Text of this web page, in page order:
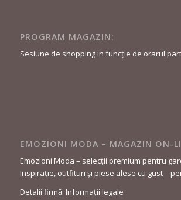
PROGRAM MAGAZIN:
Sesiune de shopping in funcție de orarul
EMOZIONI MODA – MAGAZIN ON-
Emozioni Moda – selecții premium pentru
Inspirație, outfituri și piese alese cu gust –
Detalii firmă: Informații legale